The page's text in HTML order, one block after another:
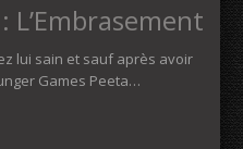
L’Embrasement
lui sain et sauf après avoir
Games Peeta…